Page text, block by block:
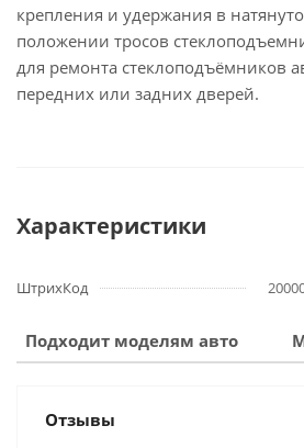
крепления и удержания в
положении тросов
для ремонта стеклоподъёмников
передних или задних дверей.
Характеристики
ШтрихКод
Подходит моделям авто
Отзывы